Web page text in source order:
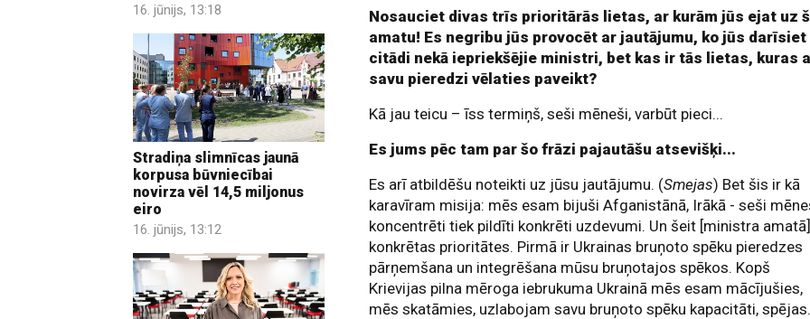
16. jūnijs, 13:18
Stradiņa slimnīcas jaunā
korpusa būvniecībai
novirza vēl 14,5 miljonus
eiro
16. jūnijs, 13:12
Nosauciet divas trīs prioritārās lietas, ar kurām jūs ejat uz
amatu! Es negribu jūs provocēt ar jautājumu, ko jūs darīsiet
citādi nekā iepriekšējie ministri, bet kas ir tās lietas, kuras
savu pieredzi vēlaties paveikt?
Kā jau teicu – īss termiņš, seši mēneši, varbūt pieci...
Es jums pēc tam par šo frāzi pajautāšu atsevišķi...
Es arī atbildēšu noteikti uz jūsu jautājumu. (Smejas) Bet šis ir kā
karavīram misija: mēs esam bijuši Afganistānā, Irākā - seši
koncentrēti tiek pildīti konkrēti uzdevumi. Un šeit [ministra
konkrētas prioritātes. Pirmā ir Ukrainas bruņoto spēku pieredzes
pārņemšana un integrēšana mūsu bruņotajos spēkos. Kopš
Krievijas pilna mēroga iebrukuma Ukrainā mēs esam mācījušies,
mēs skatāmies, uzlabojam savu bruņoto spēku kapacitāti, spējas.